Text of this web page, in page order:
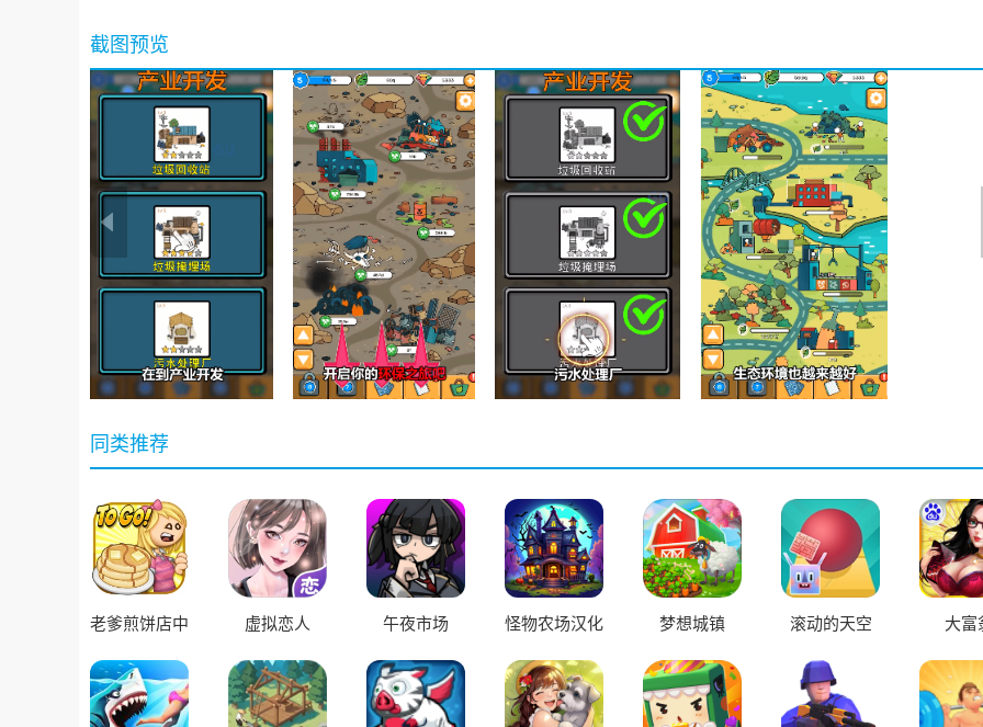
截图预览
同类推荐
老爹煎饼店中
文版
虚拟恋人 午夜市场 怪物农场汉化
版
梦想城镇 滚动的天空 大富